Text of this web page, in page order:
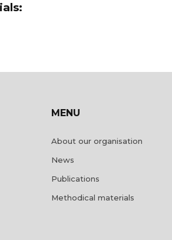
MENU
About our organisation
News
Publications
Methodical materials